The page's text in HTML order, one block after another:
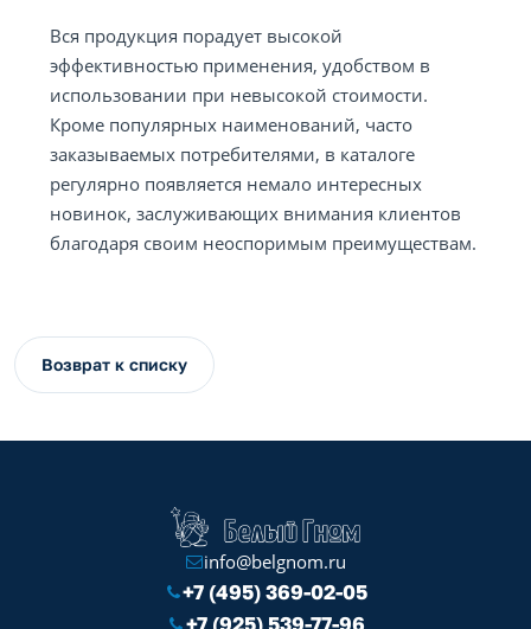
Вся продукция порадует высокой
эффективностью применения, удобством в
использовании при невысокой стоимости.
Кроме популярных наименований, часто
заказываемых потребителями, в каталоге
регулярно появляется немало интересных
новинок, заслуживающих внимания клиентов
благодаря своим неоспоримым преимуществам.
Возврат к списку
info@belgnom.ru
+7 (495) 369-02-05
+7 (925) 539-77-96